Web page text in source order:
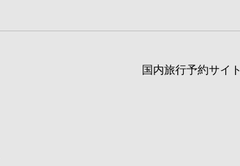
国内旅行予約サイト